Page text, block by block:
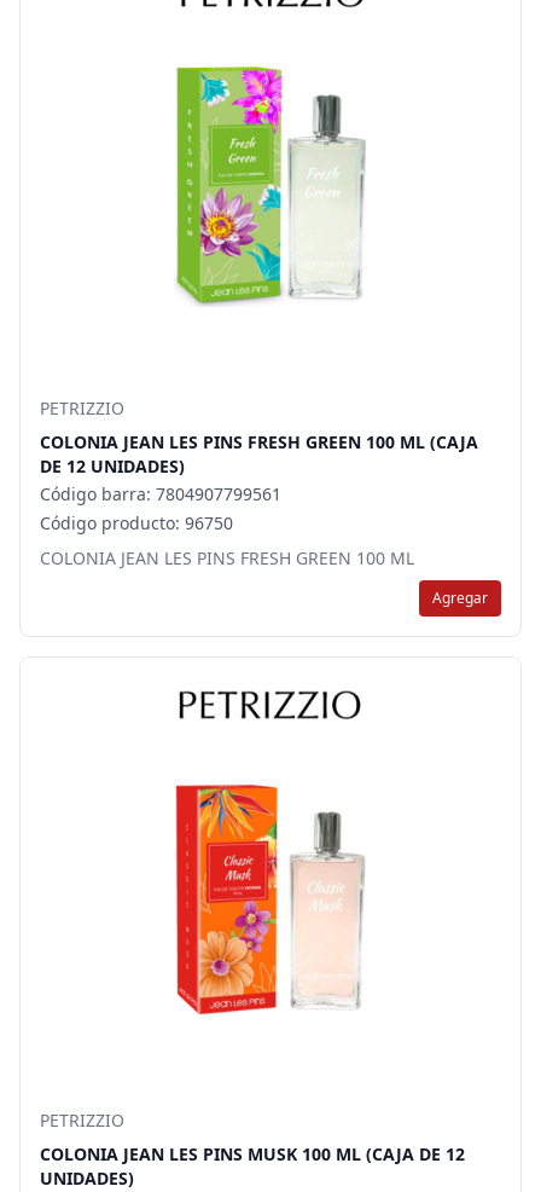
PETRIZZIO
COLONIA JEAN LES PINS FRESH GREEN 100 ML (CAJA
DE 12 UNIDADES)
Código barra: 7804907799561
Código producto: 96750
COLONIA JEAN LES PINS FRESH GREEN 100 ML
Agregar
PETRIZZIO
COLONIA JEAN LES PINS MUSK 100 ML (CAJA DE 12
UNIDADES)